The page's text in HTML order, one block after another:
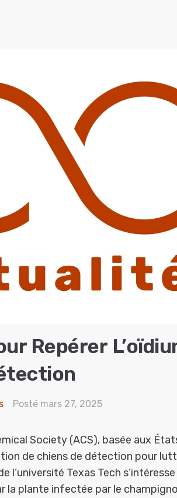
Repérer
Posté mars 27, 2025
Society (ACS), basée aux
de chiens de détection pour
l’université Texas Tech
la plante infectée par le